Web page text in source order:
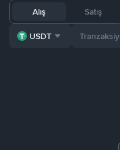
Alış Satış
USDT